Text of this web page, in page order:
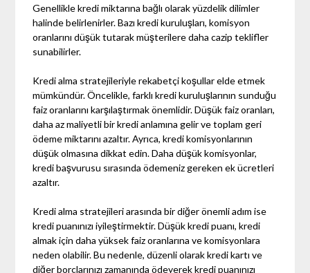
Genellikle kredi miktarına bağlı olarak yüzdelik dilimler
halinde belirlenirler. Bazı kredi kuruluşları, komisyon
oranlarını düşük tutarak müşterilere daha cazip teklifler
sunabilirler.
Kredi alma stratejileriyle rekabetçi koşullar elde etmek
mümkündür. Öncelikle, farklı kredi kuruluşlarının sunduğu
faiz oranlarını karşılaştırmak önemlidir. Düşük faiz oranları,
daha az maliyetli bir kredi anlamına gelir ve toplam geri
ödeme miktarını azaltır. Ayrıca, kredi komisyonlarının
düşük olmasına dikkat edin. Daha düşük komisyonlar,
kredi başvurusu sırasında ödemeniz gereken ek ücretleri
azaltır.
Kredi alma stratejileri arasında bir diğer önemli adım ise
kredi puanınızı iyileştirmektir. Düşük kredi puanı, kredi
almak için daha yüksek faiz oranlarına ve komisyonlara
neden olabilir. Bu nedenle, düzenli olarak kredi kartı ve
diğer borçlarınızı zamanında ödeyerek kredi puanınızı